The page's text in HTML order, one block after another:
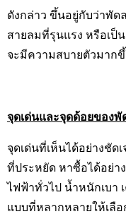
ดังกล่าว ขึ้นอยู่กับว่าพั
สายลมที่รุนแรง หรือเป็
จะมีความสบายตัวมาก
จุดเด่นและจุดด้อยของ
จุดเด่นที่เห็นได้อย่างชั
ที่ประหยัด หาซื้อได้อย่า
ไฟฟ้าทั่วไป น้ำหนักเบา
แบบที่หลากหลายให้เลื